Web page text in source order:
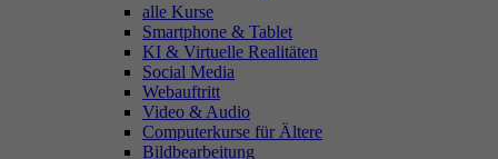
alle Kurse
Smartphone & Tablet
KI & Virtuelle Realitäten
Social Media
Webauftritt
Video & Audio
Computerkurse für Ältere
Bildbearbeitung